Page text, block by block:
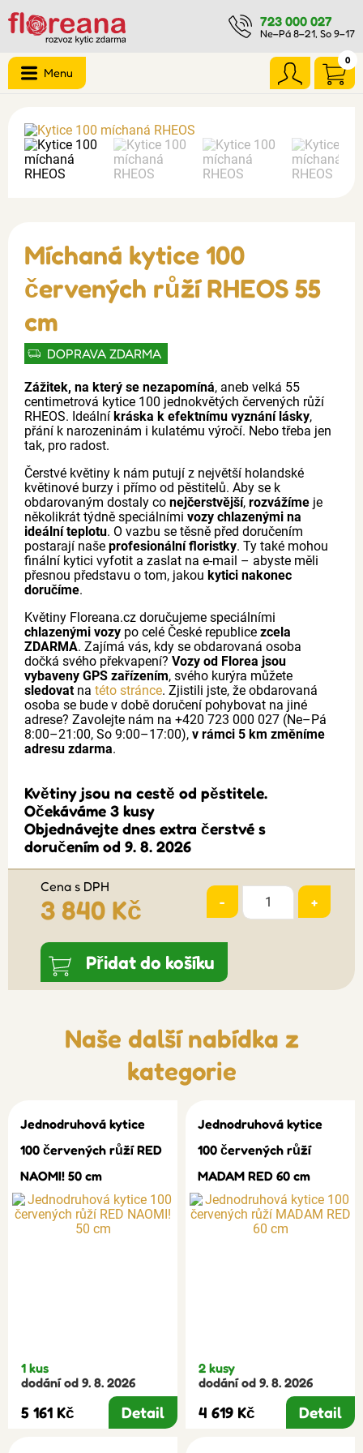
723 000 027
Ne–Pá 8–21, So 9–17
0
Menu
Míchaná kytice 100
červených růží RHEOS 55
cm
DOPRAVA ZDARMA
Zážitek, na který se nezapomíná, aneb velká 55
centimetrová kytice 100 jednokvětých červených růží
RHEOS. Ideální kráska k efektnímu vyznání lásky,
přání k narozeninám i kulatému výročí. Nebo třeba jen
tak, pro radost.
Čerstvé květiny k nám putují z největší holandské
květinové burzy i přímo od pěstitelů. Aby se k
obdarovaným dostaly co nejčerstvější, rozvážíme je
několikrát týdně speciálními vozy chlazenými na
ideální teplotu. O vazbu se těsně před doručením
postarají naše profesionální floristky. Ty také mohou
finální kytici vyfotit a zaslat na e-mail – abyste měli
přesnou představu o tom, jakou kytici nakonec
doručíme.
Květiny Floreana.cz doručujeme speciálními
chlazenými vozy po celé České republice zcela
ZDARMA. Zajímá vás, kdy se obdarovaná osoba
dočká svého překvapení? Vozy od Florea jsou
vybaveny GPS zařízením, svého kurýra můžete
sledovatna této stránce. Zjistili jste, že obdarovaná
osoba se bude v době doručení pohybovat na jiné
adrese? Zavolejte nám na +420 723 000 027 (Ne–Pá
8:00–21:00, So 9:00–17:00), v rámci 5 km změníme
adresu zdarma.
Květiny jsou na cestě od pěstitele.
Očekáváme 3 kusy
Objednávejte dnes extra čerstvé s
doručením od 9. 8. 2026
Cena s DPH
3 840 Kč - +
Přidat do košíku
Naše další nabídka z
kategorie
Jednodruhová kytice
100 červených růží RED
NAOMI! 50 cm
1 kus
dodání od 9. 8. 2026
5 161 Kč Detail
Jednodruhová kytice
100 červených růží
MADAM RED 60 cm
2 kusy
dodání od 9. 8. 2026
4 619 Kč Detail